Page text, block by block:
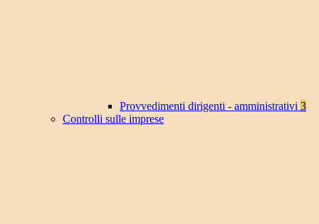
Provvedimenti dirigenti - amministrativi 3
Controlli sulle imprese